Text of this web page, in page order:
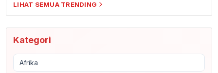
LIHAT SEMUA TRENDING
Kategori
Afrika